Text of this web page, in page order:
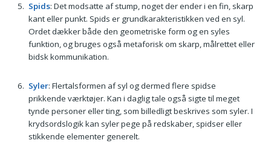
Spids: Det modsatte af stump, noget der ender i en fin, skarp
kant eller punkt. Spids er grundkarakteristikken ved en syl.
Ordet dækker både den geometriske form og en syles
funktion, og bruges også metaforisk om skarp, målrettet eller
bidsk kommunikation.
Syler: Flertalsformen af syl og dermed flere spidse
prikkende værktøjer. Kan i daglig tale også sigte til meget
tynde personer eller ting, som billedligt beskrives som syler. I
krydsordslogik kan syler pege på redskaber, spidser eller
stikkende elementer generelt.